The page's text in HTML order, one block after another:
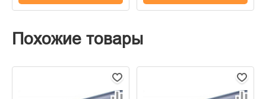
Похожие товары